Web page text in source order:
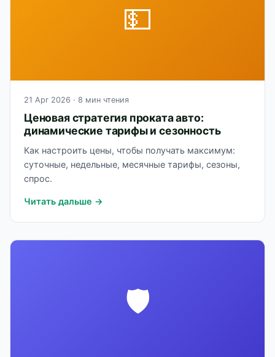
💵
21 Apr 2026 · 8 мин чтения
Ценовая стратегия проката авто:
динамические тарифы и сезонность
Как настроить цены, чтобы получать максимум:
суточные, недельные, месячные тарифы, сезоны,
спрос.
Читать дальше →
🛡